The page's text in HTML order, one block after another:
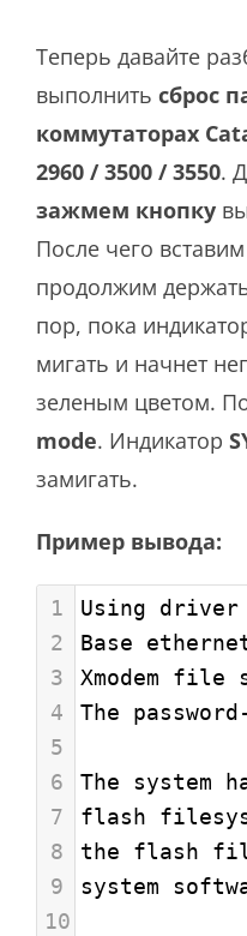
Теперь давайте
выполнить сброс
коммутаторах
2960 / 3500 / 3550.
зажмем кнопку
После чего
продолжим
пор, пока
мигать и начнет
зеленым цветом.
mode. Индикатор
замигать.
Пример вывода:
1 Using driver
2
Base
3
Xmodem
4
The
5
6
The
7
flash
8
the flash
9
system
10